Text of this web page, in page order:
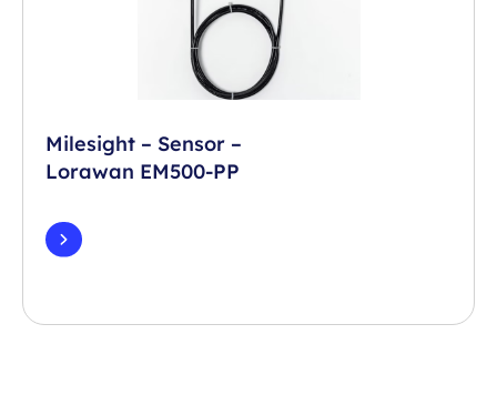
Milesight – Sensor –
Lorawan EM500-PP